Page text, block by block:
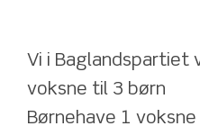
Vi i Baglandspartiet
voksne til 3 børn
Børnehave 1